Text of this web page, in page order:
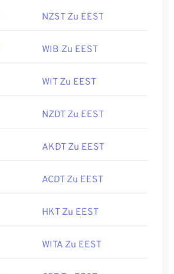
NZST Zu EEST
WIB Zu EEST
WIT Zu EEST
NZDT Zu EEST
AKDT Zu EEST
ACDT Zu EEST
HKT Zu EEST
WITA Zu EEST